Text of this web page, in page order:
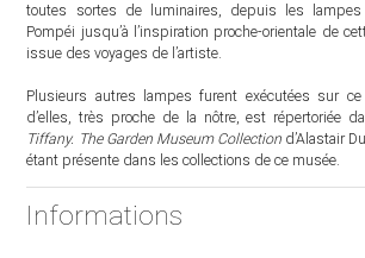
toutes sortes de luminaires, depuis les
Pompéi jusqu’à l’inspiration proche-orientale de
issue des voyages de l’artiste.
Plusieurs autres lampes furent exécutées sur ce
d’elles, très proche de la nôtre, est répertoriée
Tiffany. The Garden Museum Collectiond’Alastair
étant présente dans les collections de ce musée.
Informations